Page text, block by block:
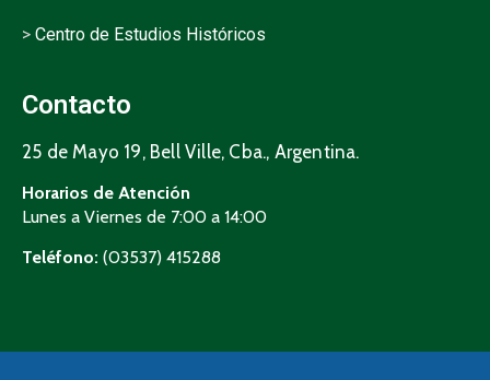
> Centro de Estudios Históricos
Contacto
25 de Mayo 19, Bell Ville, Cba., Argentina.
Horarios de Atención
Lunes a Viernes de 7:00 a 14:00
Teléfono: (03537) 415288